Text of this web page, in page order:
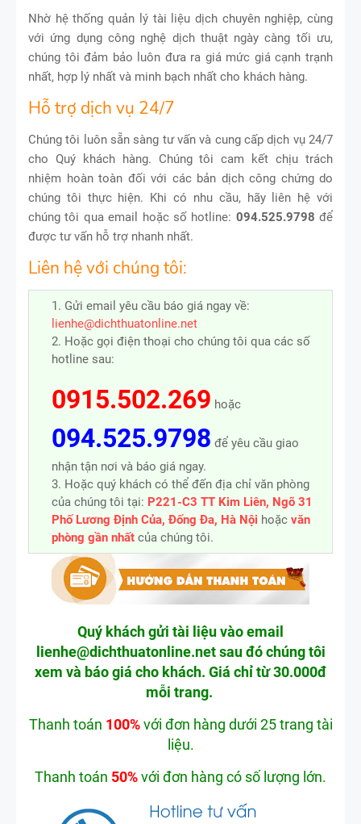
Nhờ hệ thống quản lý tài liệu dịch chuyên nghiệp, cùng
với ứng dụng công nghệ dịch thuật ngày càng tối ưu,
chúng tôi đảm bảo luôn đưa ra giá mức giá cạnh trạnh
nhất, hợp lý nhất và minh bạch nhất cho khách hàng.
Hỗ trợ dịch vụ 24/7
Chúng tôi luôn sẵn sàng tư vấn và cung cấp dịch vụ 24/7
cho Quý khách hàng. Chúng tôi cam kết chịu trách
nhiệm hoàn toàn đối với các bản dịch công chứng do
chúng tôi thực hiện. Khi có nhu cầu, hãy liên hệ với
chúng tôi qua email hoặc số hotline: 094.525.9798 để
được tư vấn hỗ trợ nhanh nhất.
Liên hệ với chúng tôi:
1. Gửi email yêu cầu báo giá ngay về:
lienhe@dichthuatonline.net
2. Hoặc gọi điện thoại cho chúng tôi qua các số
hotline sau:
0915.502.269 hoặc
094.525.9798 để yêu cầu giao
nhận tận nơi và báo giá ngay.
3. Hoặc quý khách có thể đến địa chỉ văn phòng
của chúng tôi tại: P221-C3 TT Kim Liên, Ngõ 31
Phố Lương Định Của, Đống Đa, Hà Nội hoặc văn
phòng gần nhất của chúng tôi.
Quý khách gửi tài liệu vào email
lienhe@dichthuatonline.netsau đó chúng tôi
xem và báo giá cho khách. Giá chỉ từ 30.000đ
mỗi trang.
Thanh toán 100% với đơn hàng dưới 25 trang tài
liệu.
Thanh toán 50%với đơn hàng có số lượng lớn.